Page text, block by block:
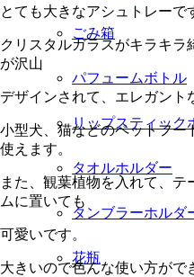
ごみ箱
パフュームボトル
リップスティック
タオルホルダー
タンブラーホルダ
花瓶
とても大きなアシュトレーで
クリスタルガラスがキラキ
が沢山
デザインされて、エレガント
小型犬、猫などのペットフー
使えます。
また、観葉植物を入れて、
ムに置いても
可愛いです。
大きいので色んな使い方がで